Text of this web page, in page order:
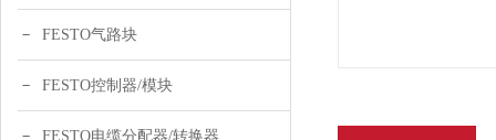
FESTO气路块
FESTO控制器/模块
FESTO电缆分配器/转换器